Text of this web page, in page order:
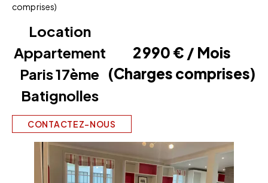
comprises)
CONTACTEZ-NOUS
Location
Appartement
Paris 17ème
Batignolles
2 990 € / Mois
(Charges comprises)